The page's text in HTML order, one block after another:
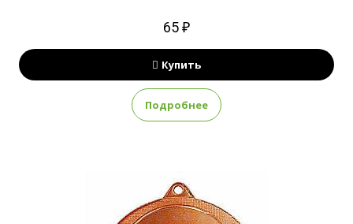
65 ₽
Купить
Подробнее